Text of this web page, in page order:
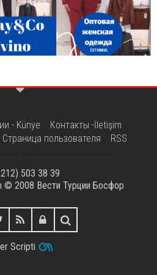
- Künye
Контакты -İletişim
Страница пользователя RSS
503 38 39
© 2008 Вести Турции Босфор
Scripti